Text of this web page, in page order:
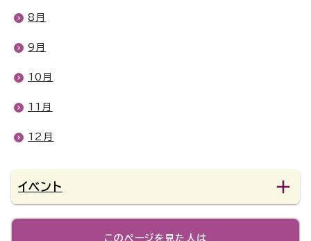
8月
9月
10月
11月
12月
イベント
このページを見た人は